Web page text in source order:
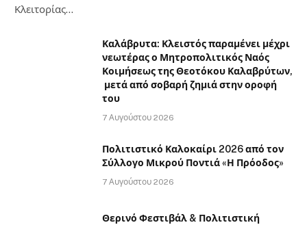
Κλειτορίας…
Καλάβρυτα: Κλειστός παραμένει μέχρι
νεωτέρας ο Μητροπολιτικός Ναός
Κοιμήσεως της Θεοτόκου Καλαβρύτων,
μετά από σοβαρή ζημιά στην οροφή
του
7 Αυγούστου 2026
Πολιτιστικό Καλοκαίρι 2026 από τον
Σύλλογο Μικρού Ποντιά «Η Πρόοδος»
7 Αυγούστου 2026
Θερινό Φεστιβάλ & Πολιτιστική